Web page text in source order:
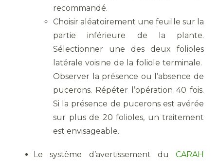
recommandé.
Choisir aléatoirement une feuille sur la
partie inférieure de la plante.
Sélectionner une des deux folioles
latérale voisine de la foliole terminale.
Observer la présence ou l’absence de
pucerons. Répéter l’opération 40 fois.
Si la présence de pucerons est avérée
sur plus de 20 folioles, un traitement
est envisageable.
Le système d’avertissement du CARAH